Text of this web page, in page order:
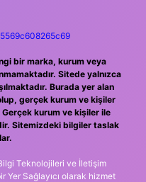
bir marka, kurum veya
Sitede yalnızca
Burada yer alan
gerçek kurum ve kişiler
Gerçek kurum ve kişiler ile
Sitemizdeki bilgiler taslak
Teknolojileri ve İletişim
Yer Sağlayıcı olarak hizmet